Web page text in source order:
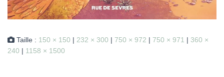
Taille : 150 × 150 | 232 × 300 | 750 × 972 | 750 × 971 | 360 ×
240 | 1158 × 1500